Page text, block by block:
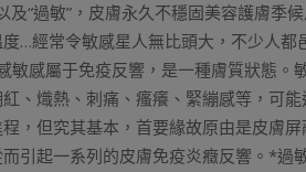
及“過敏”，皮膚永久不穩固美容護膚
…經常令敏感星人無比頭大，不少人
敏感屬于免疫反響，是一種膚質狀態
、熾熱、刺痛、瘙癢、緊繃感等，可
，但究其基本，首要緣故原由是皮膚
引起一系列的皮膚免疫炎癥反響。*